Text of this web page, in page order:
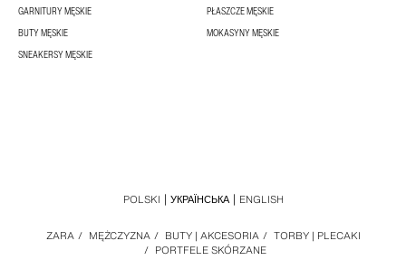
GARNITURY MĘSKIE
PŁASZCZE MĘSKIE
BUTY MĘSKIE
MOKASYNY MĘSKIE
SNEAKERSY MĘSKIE
ZARA / MĘŻCZYZNA / BUTY | AKCESORIA / TORBY | PLECAKI
/ PORTFELE SKÓRZANE
POLSKI УКРАЇНСЬКА ENGLISH